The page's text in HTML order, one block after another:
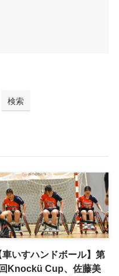
検索
車いすハンドボール】第
Knockü Cup、佐藤美